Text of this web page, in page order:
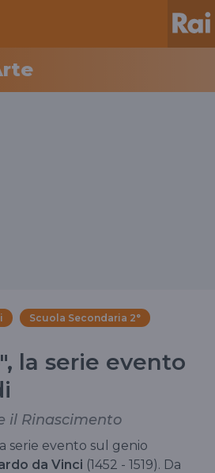
Scuola Secondaria 2°
la serie evento
il Rinascimento
serie evento sul genio
da Vinci (1452 - 1519). Da